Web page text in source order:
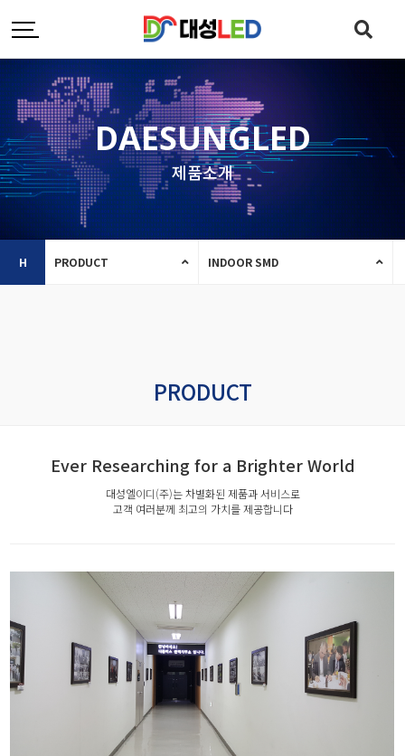
DAESUNGLED
제품소개
H PRODUCT INDOOR SMD
PRODUCT
Ever Researching for a Brighter World
대성엘이디(주)는 차별화된 제품과 서비스로
고객 여러분께 최고의 가치를 제공합니다